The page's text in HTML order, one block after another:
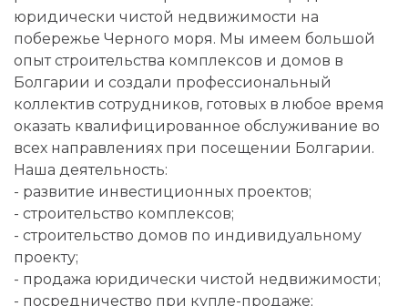
юридически чистой недвижимости на
побережье Черного моря. Мы имеем большой
опыт строительства комплексов и домов в
Болгарии и создали профессиональный
коллектив сотрудников, готовых в любое время
оказать квалифицированное обслуживание во
всех направлениях при посещении Болгарии.
Наша деятельность:
- развитие инвестиционных проектов;
- строительство комплексов;
- строительство домов по индивидуальному
проекту;
- продажа юридически чистой недвижимости;
- посредничество при купле-продаже;